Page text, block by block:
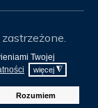
Twojej
więcej ◮
Rozumiem